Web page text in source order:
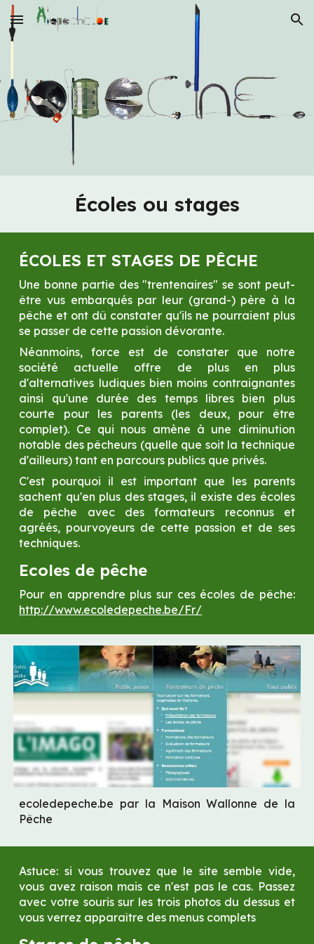
Skip to main content Skip to navigation
Écoles ou stages
ÉCOLES ET STAGES DE PÊCHE
Une bonne partie des "trentenaires" se sont peut-
être vus embarqués par leur (grand-) père à la
pêche et ont dû constater qu'ils ne pourraient plus
se passer de cette passion dévorante.
Néanmoins, force est de constater que notre
société actuelle offre de plus en plus
d'alternatives ludiques bien moins contraignantes
ainsi qu'une durée des temps libres bien plus
courte pour les parents (les deux, pour être
complet). Ce qui nous amène à une diminution
notable des pêcheurs (quelle que soit la technique
d'ailleurs) tant en parcours publics que privés.
C'est pourquoi il est important que les parents
sachent qu'en plus des stages, il existe des écoles
de pêche avec des formateurs reconnus et
agréés, pourvoyeurs de cette passion et de ses
techniques.
Ecoles de pêche
Pour en apprendre plus sur ces écoles de pêche:
http://www.ecoledepeche.be/Fr/
ecoledepeche.be par la Maison Wallonne de la
Pêche
Astuce: si vous trouvez que le site semble vide,
vous avez raison mais ce n'est pas le cas. Passez
avec votre souris sur les trois photos du dessus et
vous verrez apparaître des menus complets